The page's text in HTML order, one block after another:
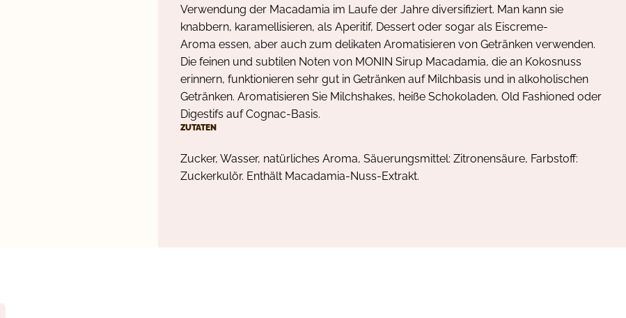
Verwendung der Macadamia im Laufe der Jahre diversifiziert. Man kann sie
knabbern, karamellisieren, als Aperitif, Dessert oder sogar als Eiscreme-
Aroma essen, aber auch zum delikaten Aromatisieren von Getränken verwenden.
Die feinen und subtilen Noten von MONIN Sirup Macadamia, die an Kokosnuss
erinnern, funktionieren sehr gut in Getränken auf Milchbasis und in alkoholischen
Getränken. Aromatisieren Sie Milchshakes, heiße Schokoladen, Old Fashioned oder
Digestifs auf Cognac-Basis.
ZUTATEN
Zucker, Wasser, natürliches Aroma, Säuerungsmittel: Zitronensäure, Farbstoff:
Zuckerkulör. Enthält Macadamia-Nuss-Extrakt.